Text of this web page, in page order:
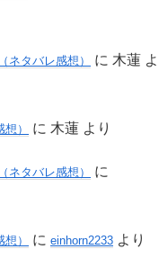
タバレ感想） に 木蓮 よ
） に 木蓮 より
タバレ感想） に
） に einhorn2233 より